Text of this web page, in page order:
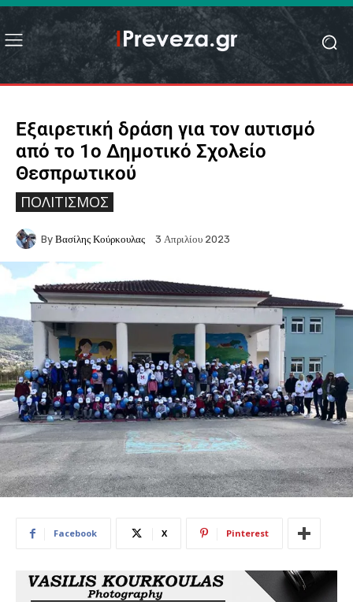
Εξαιρετική δράση για τον αυτισμό
από το 1ο Δημοτικό Σχολείο
Θεσπρωτικού
ΠΟΛΙΤΙΣΜΌΣ
By Βασίλης Κούρκουλας 3 Απριλίου 2023
Facebook X Pinterest